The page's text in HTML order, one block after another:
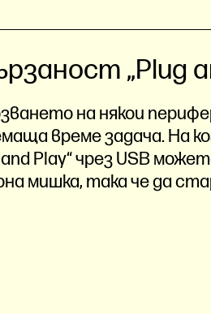
„Plug
на някои
време задача. На
and Play“ чрез USB
мишка, така че да